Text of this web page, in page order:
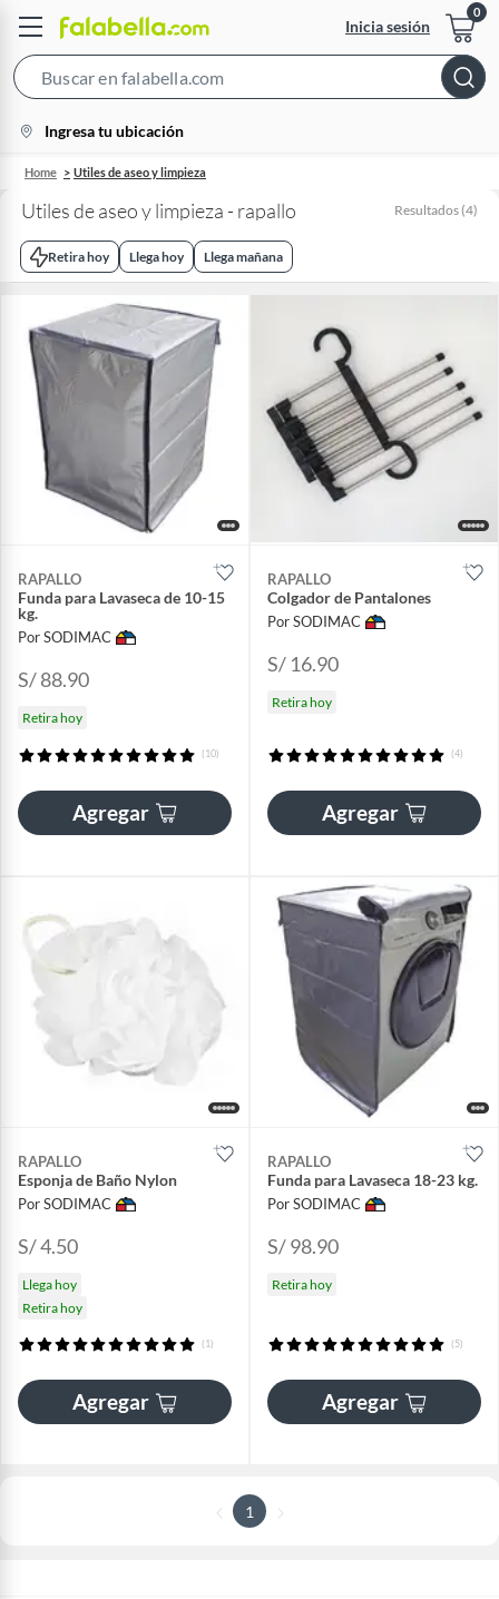
Inicia sesión
Bar
location-
icon
Ingresa tu ubicación
Home Utiles de aseo y limpieza
Utiles de aseo y limpieza - rapallo Resultados (4)
Retira hoy Llega hoy Llega mañana
RAPALLO
Funda para Lavaseca de 10-15
kg.
Por SODIMAC
S/ 88.90
Retira hoy
(10)
Agregar
RAPALLO
Colgador de Pantalones
Por SODIMAC
S/ 16.90
Retira hoy
(4)
Agregar
RAPALLO
Esponja de Baño Nylon
Por SODIMAC
S/ 4.50
Llega hoy
Retira hoy
(1)
Agregar
RAPALLO
Funda para Lavaseca 18-23 kg.
Por SODIMAC
S/ 98.90
Retira hoy
(5)
Agregar
1